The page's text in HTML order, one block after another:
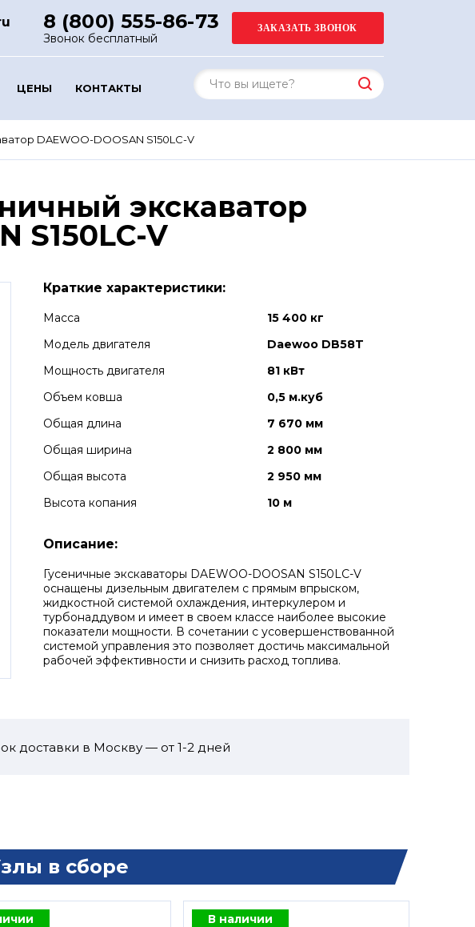
8 (800) 555-86-73
Звонок бесплатный
ЦЕНЫ КОНТАКТЫ
DAEWOO-DOOSAN S150LC-V
экскаватор
S150LC-V
Краткие характеристики:
Масса
15 400 кг
Модель двигателя
Daewoo DB58T
Мощность двигателя
81 кВт
Объем ковша
0,5 м.куб
Общая длина
7 670 мм
Общая ширина
2 800 мм
Общая высота
2 950 мм
Высота копания
10 м
Описание:
Гусеничные экскаваторы DAEWOO-DOOSAN S150LC-V
оснащены дизельным двигателем с прямым впрыском,
жидкостной системой охлаждения, интеркулером и
турбонаддувом и имеет в своем классе наиболее высокие
показатели мощности. В сочетании с усовершенствованной
системой управления это позволяет достичь максимальной
рабочей эффективности и снизить расход топлива.
доставки в Москву — от 1-2 дней
в сборе
В наличии